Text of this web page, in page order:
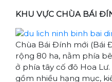
KHU VỰC CHÙA BÁI
Chùa Bái Đính mới (Bái
rộng 80 ha, nằm phía
ở phía tây cố đô Hoa
gồm nhiều hạng mục,